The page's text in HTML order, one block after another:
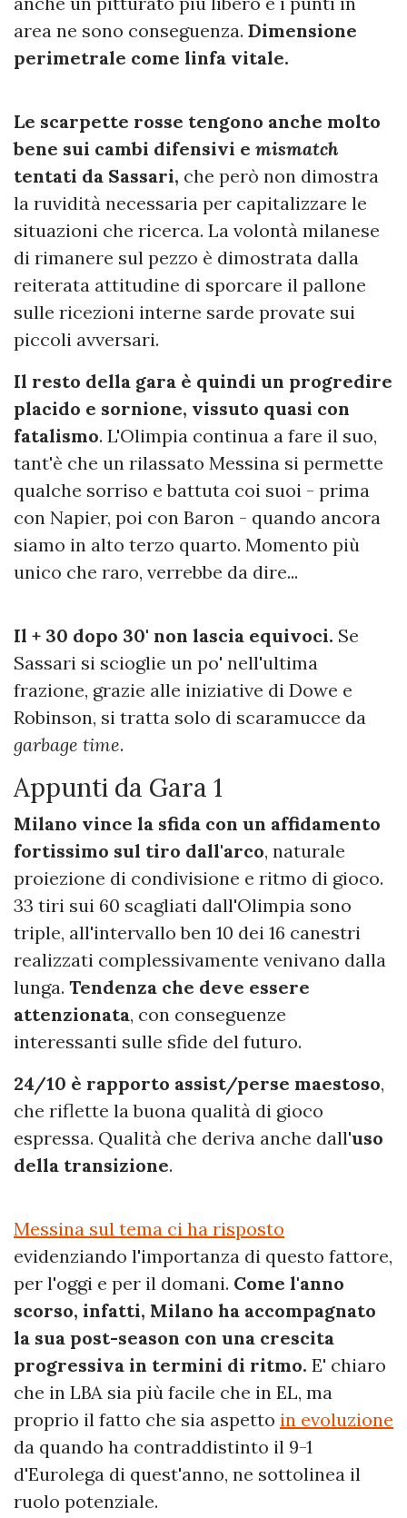
area ne sono conseguenza. Dimensione
perimetrale come linfa vitale.
Le scarpette rosse tengono anche molto
bene sui cambi difensivi e mismatch
tentati da Sassari, che però non dimostra
la ruvidità necessaria per capitalizzare le
situazioni che ricerca. La volontà milanese
di rimanere sul pezzo è dimostrata dalla
reiterata attitudine di sporcare il pallone
sulle ricezioni interne sarde provate sui
piccoli avversari.
Il resto della gara è quindi un progredire
placido e sornione, vissuto quasi con
fatalismo. L'Olimpia continua a fare il suo,
tant'è che un rilassato Messina si permette
qualche sorriso e battuta coi suoi - prima
con Napier, poi con Baron - quando ancora
siamo in alto terzo quarto. Momento più
unico che raro, verrebbe da dire...
Il + 30 dopo 30' non lascia equivoci. Se
Sassari si scioglie un po' nell'ultima
frazione, grazie alle iniziative di Dowe e
Robinson, si tratta solo di scaramucce da
garbage time.
Appunti da Gara 1
Milano vince la sfida con un affidamento
fortissimo sul tiro dall'arco, naturale
proiezione di condivisione e ritmo di gioco.
33 tiri sui 60 scagliati dall'Olimpia sono
triple, all'intervallo ben 10 dei 16 canestri
realizzati complessivamente venivano dalla
lunga. Tendenza che deve essere
attenzionata, con conseguenze
interessanti sulle sfide del futuro.
24/10 è rapporto assist/perse maestoso,
che riflette la buona qualità di gioco
espressa. Qualità che deriva anche dall'uso
della transizione.
Messina sul tema ci ha risposto
evidenziando l'importanza di questo fattore,
per l'oggi e per il domani. Come l'anno
scorso, infatti, Milano ha accompagnato
la sua post-season con una crescita
progressiva in termini di ritmo. E' chiaro
che in LBA sia più facile che in EL, ma
proprio il fatto che sia aspetto in evoluzione
da quando ha contraddistinto il 9-1
d'Eurolega di quest'anno, ne sottolinea il
ruolo potenziale.